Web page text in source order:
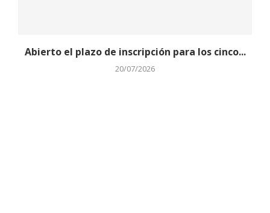
Abierto el plazo de inscripción para los cinco...
20/07/2026